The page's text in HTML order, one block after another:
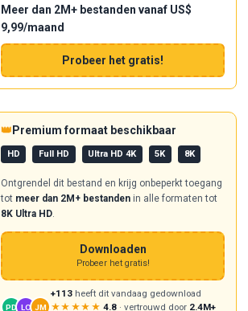
Meer dan 2M+ bestanden vanaf US$
9,99/maand
Probeer het gratis!
👑 Premium formaat beschikbaar
HD Full HD Ultra HD 4K 5K 8K
Ontgrendel dit bestand en krijg onbeperkt toegang
tot meer dan 2M+ bestanden in alle formaten tot
8K Ultra HD
Downloaden
Probeer het gratis!
PD LO JM
+113 heeft dit vandaag gedownload
★★★★★ 4.8 · vertrouwd door 2.4M+